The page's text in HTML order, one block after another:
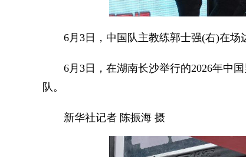
6月3日，中国队主教练郭士强(右)在场
6月3日，在湖南长沙举行的2026年中国
队。
新华社记者 陈振海 摄